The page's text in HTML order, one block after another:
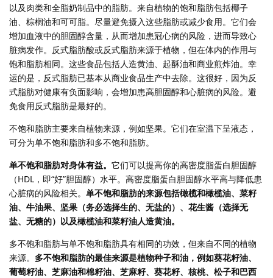
以及肉类和全脂奶制品中的脂肪。来自植物的饱和脂肪包括椰子
油、棕榈油和可可脂。尽量避免摄入这些脂肪或减少食用。它们会
增加血液中的胆固醇含量，从而增加患冠心病的风险，进而导致心
脏病发作。反式脂肪酸或反式脂肪来源于植物，但在体内的作用与
饱和脂肪相同。这些食品包括人造黄油、起酥油和商业煎炸油。幸
运的是，反式脂肪已基本从商业食品生产中去除。这很好，因为反
式脂肪对健康有负面影响，会增加患高胆固醇和心脏病的风险。避
免食用反式脂肪是最好的。
不饱和脂肪主要来自植物来源，例如坚果。它们在室温下呈液态，
可分为单不饱和脂肪和多不饱和脂肪。
单不饱和脂肪对身体有益。 它们可以提高你的高密度脂蛋白胆固醇
（HDL，即“好”胆固醇）水平。高密度脂蛋白胆固醇水平高与降低患
心脏病的风险相关。 单不饱和脂肪的来源包括橄榄和橄榄油、菜籽
油、牛油果、坚果（务必选择生的、无盐的）、花生酱（选择无
盐、无糖的）以及橄榄油和菜籽油人造黄油。
多不饱和脂肪与单不饱和脂肪具有相同的功效，但来自不同的植物
来源。 多不饱和脂肪的最佳来源是植物种子和油，例如葵花籽油、
葡萄籽油、芝麻油和棉籽油、芝麻籽、葵花籽、核桃、松子和巴西